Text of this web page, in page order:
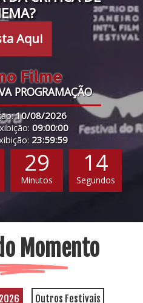
Aqui
Filme
PROGRAMAÇÃO
10/08/2026
09:00:00
23:59:59
29
Minutos
13
Segundos
Momento
Outros Festivais